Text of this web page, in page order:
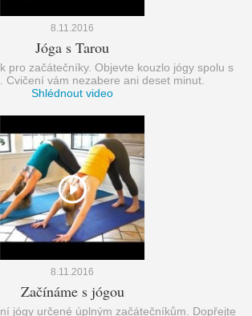
8.11.2016
Jóga s Tarou
pro začátečníky. Objevte kouzlo jógy spolu s
Cvičení vám nezabere ani deset minut.
Shlédnout video
8.11.2016
Začínáme s jógou
jógy určené úplným začátečníkům. Dopřejte